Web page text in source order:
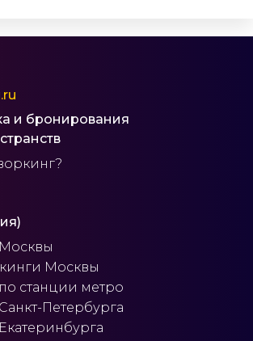
и бронирования
Москвы
станции метро
Петербурга